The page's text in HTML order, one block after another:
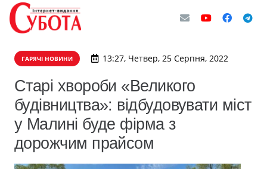
ГАРЯЧІ НОВИНИ 13:27, Четвер, 25 Серпня, 2022
Старі хвороби «Великого
будівництва»: відбудовувати міст
у Малині буде фірма з
дорожчим прайсом